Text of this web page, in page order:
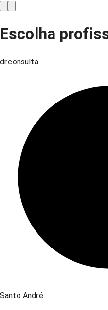
Escolha
dr.consulta
Santo André